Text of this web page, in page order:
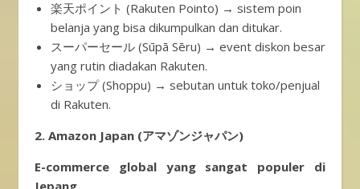
楽天ポイント (Rakuten Pointo) → sistem poin
belanja yang bisa dikumpulkan dan ditukar.
スーパーセール (Sūpā Sēru) → event diskon besar
yang rutin diadakan Rakuten.
ショップ (Shoppu) → sebutan untuk toko/penjual
di Rakuten.
2. Amazon Japan (アマゾンジャパン)
E-commerce global yang sangat populer di
Jepang.